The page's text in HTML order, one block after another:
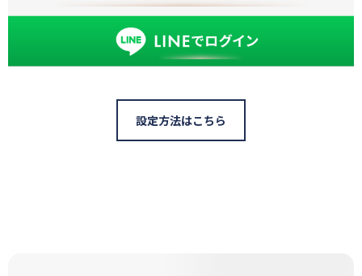
設定方法はこちら